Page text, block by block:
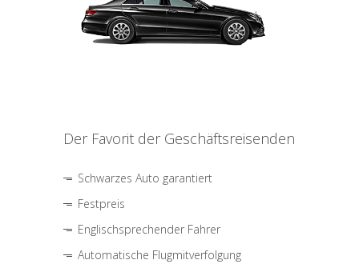
Der Favorit der Geschäftsreisenden
Schwarzes Auto garantiert
Festpreis
Englischsprechender Fahrer
Automatische Flugmitverfolgung